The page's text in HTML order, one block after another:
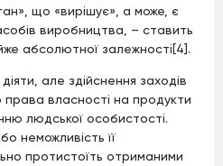
що «вирішує», а може, є
виробництва, – ставить
абсолютної залежності[4].
але здійснення заходів
власності на продукти
людської особистості.
неможливість її
протистоїть отриманими